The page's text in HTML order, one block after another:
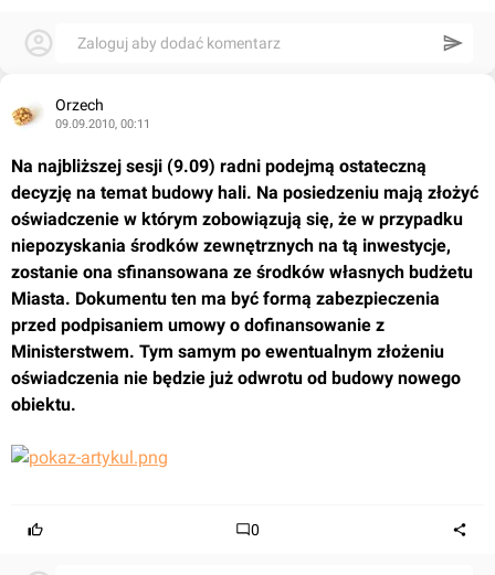
Zaloguj aby dodać komentarz
Orzech
09.09.2010, 00:11
Na najbliższej sesji (9.09) radni podejmą ostateczną
decyzję na temat budowy hali. Na posiedzeniu mają złożyć
oświadczenie w którym zobowiązują się, że w przypadku
niepozyskania środków zewnętrznych na tą inwestycje,
zostanie ona sfinansowana ze środków własnych budżetu
Miasta. Dokumentu ten ma być formą zabezpieczenia
przed podpisaniem umowy o dofinansowanie z
Ministerstwem. Tym samym po ewentualnym złożeniu
oświadczenia nie będzie już odwrotu od budowy nowego
obiektu.
0